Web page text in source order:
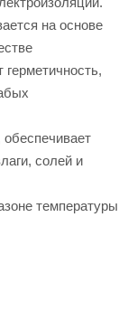
на основе
герметичность,
обеспечивает
солей и
температуры